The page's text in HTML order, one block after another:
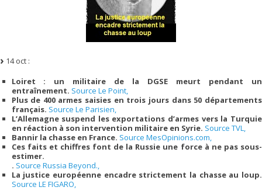
14 oct :
Loiret : un militaire de la DGSE meurt pendant un
entraînement. Source Le Point,
Plus de 400 armes saisies en trois jours dans 50 départements
français. Source Le Parisien,
L’Allemagne suspend les exportations d’armes vers la Turquie
en réaction à son intervention militaire en Syrie. Source TVL,
Bannir la chasse en France. Source MesOpinions.com,
Ces faits et chiffres font de la Russie une force à ne pas sous-
estimer.
. Source Russia Beyond.,
La justice européenne encadre strictement la chasse au loup.
Source LE FIGARO,